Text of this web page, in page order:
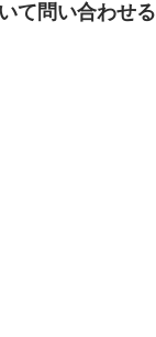
て問い合わせる